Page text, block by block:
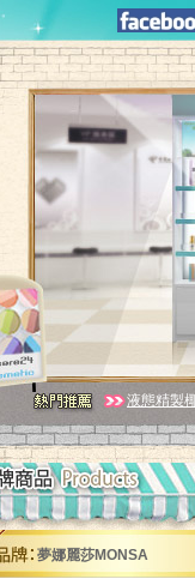
液態精製
夢娜麗莎MONSA